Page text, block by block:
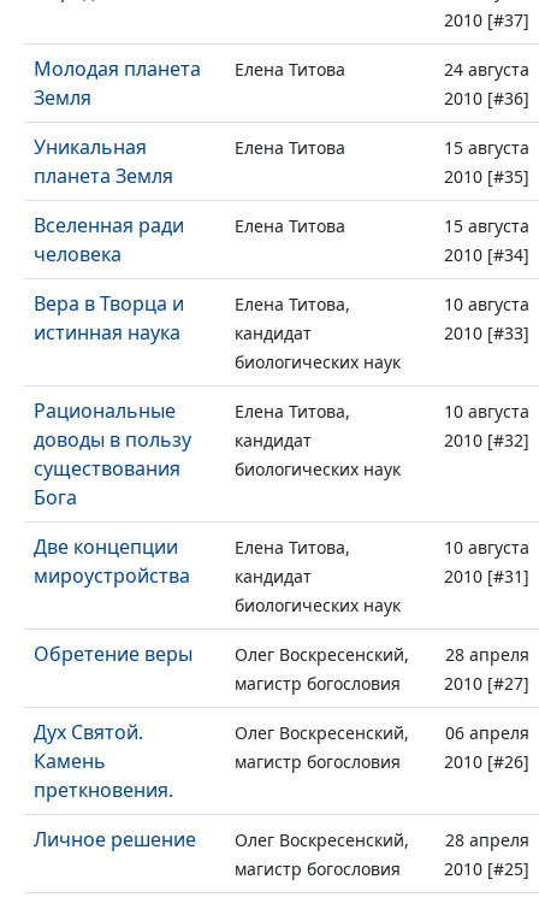
2010 [#37]
Молодая планета
Земля
Елена Титова
24 августа
2010 [#36]
Уникальная
планета Земля
Елена Титова
15 августа
2010 [#35]
Вселенная ради
человека
Елена Титова
15 августа
2010 [#34]
Вера в Творца и
истинная наука
Елена Титова,
кандидат
биологических наук
10 августа
2010 [#33]
Рациональные
доводы в пользу
существования
Бога
Елена Титова,
кандидат
биологических наук
10 августа
2010 [#32]
Две концепции
мироустройства
Елена Титова,
кандидат
биологических наук
10 августа
2010 [#31]
Обретение веры
Олег Воскресенский,
магистр богословия
28 апреля
2010 [#27]
Дух Святой.
Камень
преткновения.
Олег Воскресенский,
магистр богословия
06 апреля
2010 [#26]
Личное решение
Олег Воскресенский,
магистр богословия
28 апреля
2010 [#25]